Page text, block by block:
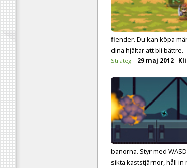
fiender. Du kan köpa
dina hjältar att bli bättre.
Strategi 29 maj 2012
banorna. Styr med
sikta kaststjärnor, håll in